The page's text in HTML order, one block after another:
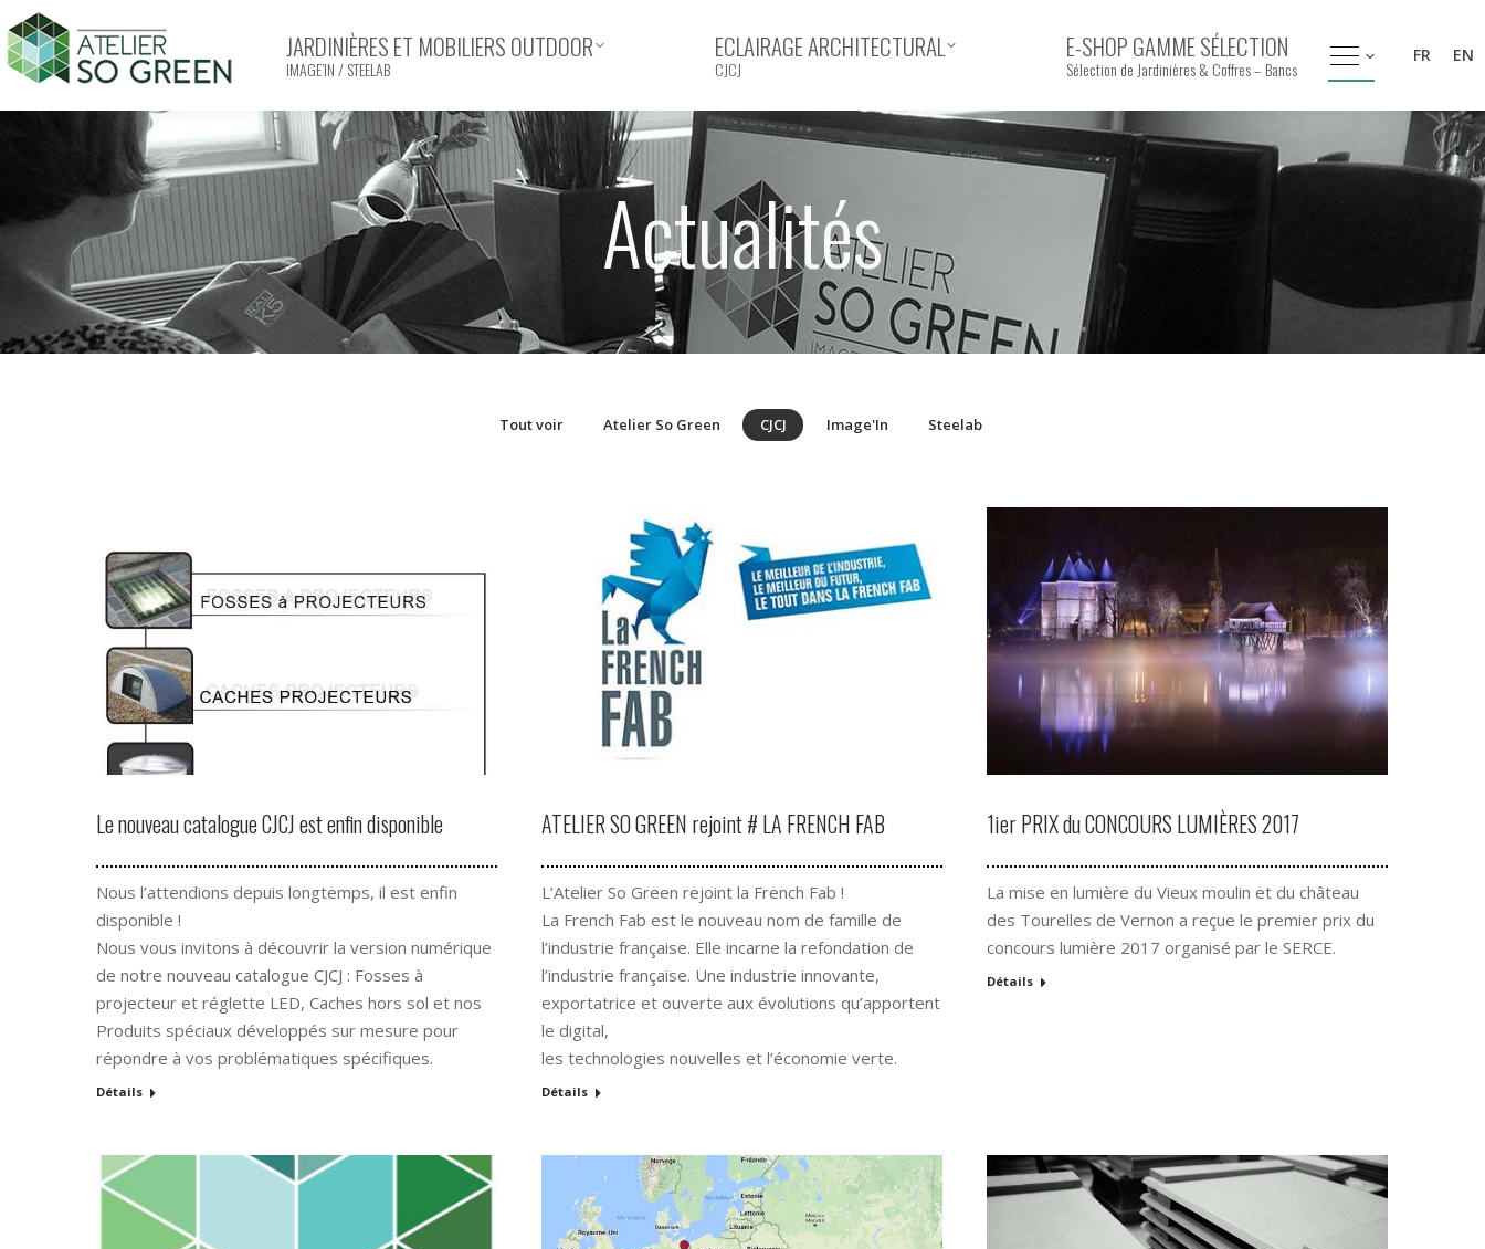
JARDINIÈRES ET MOBILIERS OUTDOOR
IMAGE’IN / STEELAB
ECLAIRAGE ARCHITECTURAL
CJCJ
E-SHOP GAMME SÉLECTION
Sélection de Jardinières & Coffres – Bancs
FR EN
Actualités
Tout voir Atelier So Green CJCJ Image'In Steelab
Le nouveau catalogue CJCJ est enfin disponible
Nous l’attendions depuis longtemps, il est enfin
disponible !
Nous vous invitons à découvrir la version numérique
de notre nouveau catalogue CJCJ : Fosses à
projecteur et réglette LED, Caches hors sol et nos
Produits spéciaux développés sur mesure pour
répondre à vos problématiques spécifiques.
Détails
ATELIER SO GREEN rejoint # LA FRENCH FAB
L’Atelier So Green rejoint la French Fab !
La French Fab est le nouveau nom de famille de
l’industrie française. Elle incarne la refondation de
l’industrie française. Une industrie innovante,
exportatrice et ouverte aux évolutions qu’apportent
le digital,
les technologies nouvelles et l’économie verte.
Détails
1ier PRIX du CONCOURS LUMIÈRES 2017
La mise en lumière du Vieux moulin et du château
des Tourelles de Vernon a reçue le premier prix du
concours lumière 2017 organisé par le SERCE.
Détails